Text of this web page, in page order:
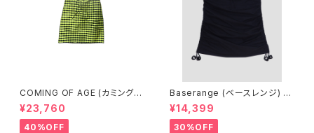
COMING OF AGE (カミングオ
ブエイジ) DRAWSTRING MID
I SKIRT（GINGHAM LIME/BL
ACK）
¥23,760
40%OFF
Baserange (ベースレンジ) PI
CTORIAL SKIRT (BLACK)
¥14,399
30%OFF